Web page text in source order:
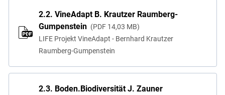
2.2. VineAdapt B. Krautzer Raumberg-
Gumpenstein
PDF 14,03 MB
LIFE Projekt VineAdapt - Bernhard Krautzer
Raumberg-Gumpenstein
2.3. Boden.Biodiversität J. Zauner